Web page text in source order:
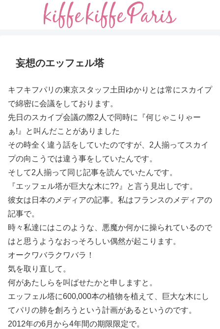
妄想のエッフェル塔
キフキフパリの東京スタッフ土田ゆかりとは常にスカイプ
で綿密に会議をしております。
先日のスカイプ会議の際2人で同時に『何じゃこりゃー
ぁ!』と叫んだことがありました
その時全く違う話をしていたのですが、2人揃ってスカイ
プの向こうでは違う事をしていたんです。
そして2人揃って同じ記事を読んでいたんです。
『エッフェル塔が巨大な木に??』と言う見出しです。
彼女は日本のメディアの記事。私はフランスのメディアの
記事で。
時々私達にはこのような、悪魔か何かに操られているので
はと思うようなおっそろしい偶然が起こります。
オークワバラクワバラ！
気を取り直して。
何があたしらを叫ばせたかと申しますと。
エッフェル塔に600,000本の植物を植えて、巨大な木にし
てパリの肺を創ろうという計画があるというのです。
2012年の6月から4年間の期限限定で。